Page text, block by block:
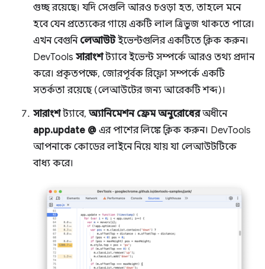
গুচ্ছ রয়েছে। যদি সেগুলি আরও চওড়া হত, তাহলে মনে
হবে যেন প্রত্যেকের গায়ে একটি লাল ত্রিভুজ থাকতে পারে।
এখন বেগুনি লেআউটইভেন্টগুলির একটিতে ক্লিক করুন।
DevTools সারাংশট্যাবে ইভেন্ট সম্পর্কে আরও তথ্য প্রদান
করে। প্রকৃতপক্ষে, জোরপূর্বক রিফ্লো সম্পর্কে একটি
সতর্কতা রয়েছে (লেআউটের জন্য আরেকটি শব্দ)।
সারাংশট্যাবে, অ্যানিমেশন ফ্রেম অনুরোধেরঅধীনে
app.update @ এর পাশের লিঙ্কে ক্লিক করুন। DevTools
আপনাকে কোডের লাইনে নিয়ে যায় যা লেআউটটিকে
বাধ্য করে।